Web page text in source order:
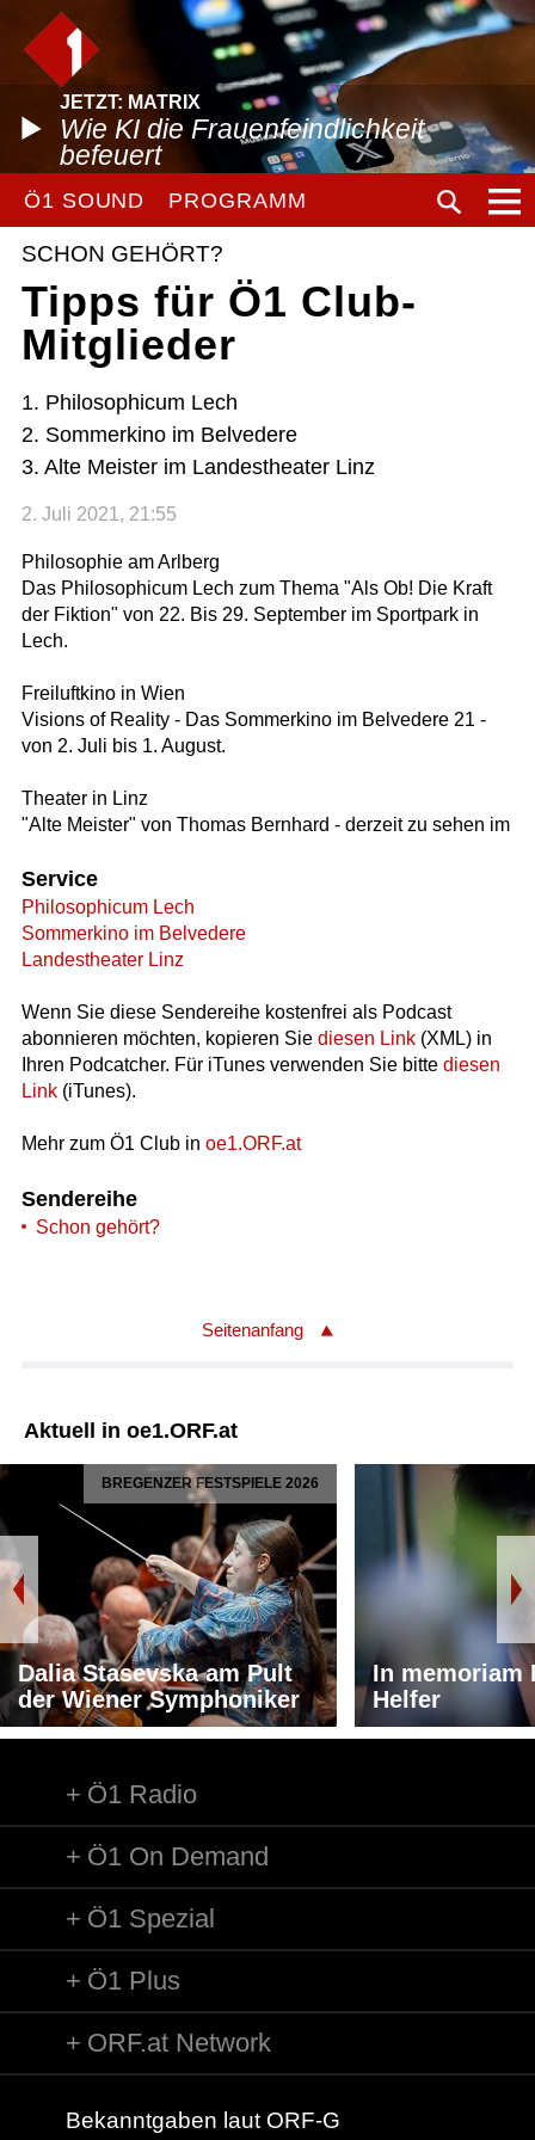
JETZT: MATRIX
Wie KI die Frauenfeindlichkeit
befeuert
Ö1 SOUND PROGRAMM
SCHON GEHÖRT?
Tipps für Ö1 Club-
Mitglieder
1. Philosophicum Lech
2. Sommerkino im Belvedere
3. Alte Meister im Landestheater Linz
2. Juli 2021, 21:55
Philosophie am Arlberg
Das Philosophicum Lech zum Thema "Als Ob! Die Kraft
der Fiktion" von 22. Bis 29. September im Sportpark in
Lech.
Freiluftkino in Wien
Visions of Reality - Das Sommerkino im Belvedere 21 -
von 2. Juli bis 1. August.
Theater in Linz
"Alte Meister" von Thomas Bernhard - derzeit zu sehen im
Service
Philosophicum Lech
Sommerkino im Belvedere
Landestheater Linz
Wenn Sie diese Sendereihe kostenfrei als Podcast
abonnieren möchten, kopieren Sie diesen Link(XML) in
Ihren Podcatcher. Für iTunes verwenden Sie bitte diesen
Link(iTunes).
Mehr zum Ö1 Club in oe1.ORF.at
Sendereihe
Schon gehört?
Seitenanfang
Aktuell in oe1.ORF.at
BREGENZER FESTSPIELE 2026
Dalia Stasevska am Pult
der Wiener Symphoniker
In memoriam
Helfer
Ö1 Radio
Ö1 On Demand
Ö1 Spezial
Ö1 Plus
ORF.at Network
Bekanntgaben laut ORF-G